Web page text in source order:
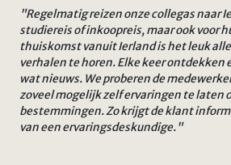
"Regelmatig reizen onze collegas naar
studiereis of inkoopreis, maar ook voor
thuiskomst vanuit Ierland is het leuk
verhalen te horen. Elke keer ontdekken
wat nieuws. We proberen de
zoveel mogelijk zelf ervaringen te laten
bestemmingen. Zo krijgt de klant
van een ervaringsdeskundige."